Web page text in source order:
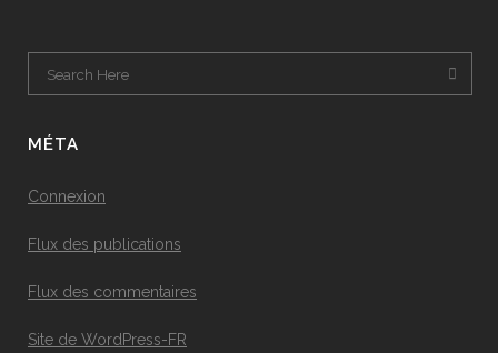
MÉTA
Connexion
Flux des publications
Flux des commentaires
Site de WordPress-FR